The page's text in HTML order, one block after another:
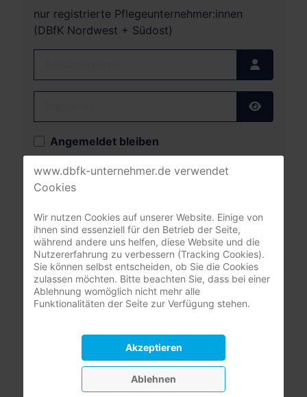
nur registrierte Pflegeunternehmer:innen
(DBfK Nordwest + Südost)
Angemeldet bleiben
Anmelden
Passwort vergessen?
Benutzername vergessen?
Leistungsrechner
Pflegeversicherung
www.dbfk-unternehmer.de verwendet
Cookies
Wir nutzen Cookies auf unserer Website. Einige von
ihnen sind essenziell für den Betrieb der Seite,
während andere uns helfen, diese Website und die
Nutzererfahrung zu verbessern (Tracking Cookies).
Sie können selbst entscheiden, ob Sie die Cookies
zulassen möchten. Bitte beachten Sie, dass bei einer
Ablehnung womöglich nicht mehr alle
Funktionalitäten der Seite zur Verfügung stehen.
Akzeptieren
Ablehnen